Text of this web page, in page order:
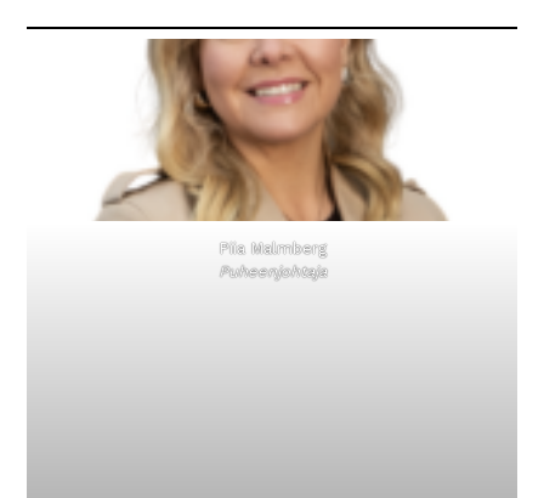
Piia Malmberg
Puheenjohtaja